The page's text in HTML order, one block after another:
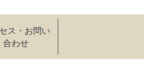
ス・お問い
合わせ